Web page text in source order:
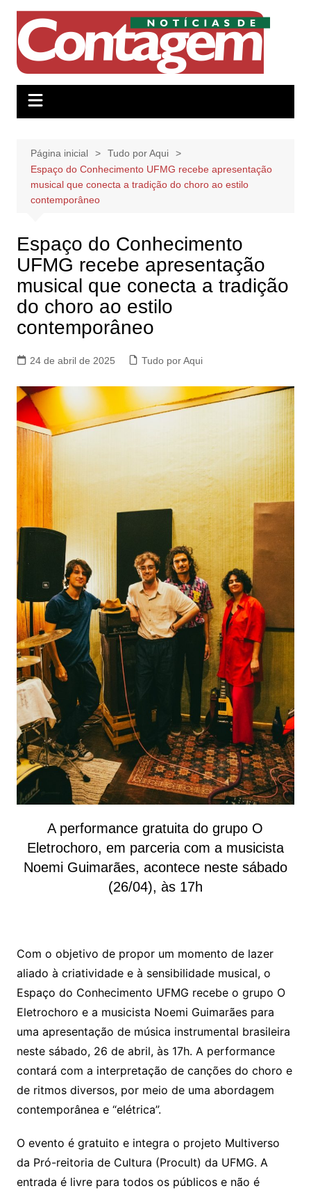
conteúdo
Página inicial
Tudo por Aqui
Espaço do Conhecimento UFMG recebe apresentação
musical que conecta a tradição do choro ao estilo
contemporâneo
Espaço do Conhecimento
UFMG recebe apresentação
musical que conecta a tradição
do choro ao estilo
contemporâneo
24 de abril de 2025 Tudo por Aqui
A performance gratuita do grupo O
Eletrochoro, em parceria com a musicista
Noemi Guimarães, acontece neste sábado
(26/04), às 17h
Com o objetivo de propor um momento de lazer
aliado à criatividade e à sensibilidade musical, o
Espaço do Conhecimento UFMG recebe o grupo O
Eletrochoro e a musicista Noemi Guimarães para
uma apresentação de música instrumental brasileira
neste sábado, 26 de abril, às 17h. A performance
contará com a interpretação de canções do choro e
de ritmos diversos, por meio de uma abordagem
contemporânea e “elétrica”.
O evento é gratuito e integra o projeto Multiverso
da Pró-reitoria de Cultura (Procult) da UFMG. A
entrada é livre para todos os públicos e não é